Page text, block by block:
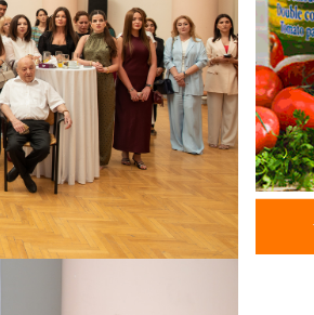
MANŞET
MANŞET
SƏRT